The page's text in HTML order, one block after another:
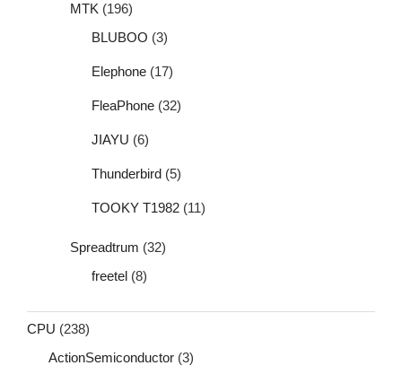
MTK (196)
BLUBOO (3)
Elephone (17)
FleaPhone (32)
JIAYU (6)
Thunderbird (5)
TOOKY T1982 (11)
Spreadtrum (32)
freetel (8)
CPU (238)
ActionSemiconductor (3)